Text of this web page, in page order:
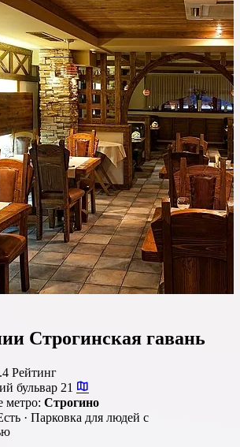
Строгинская гавань
Рейтинг
бульвар 21
метро: Строгино
· Парковка для людей с